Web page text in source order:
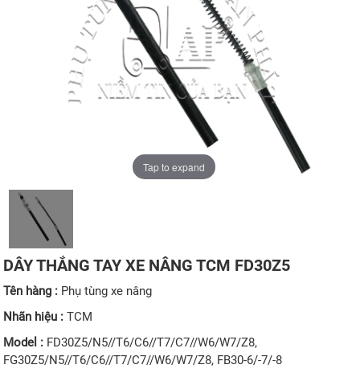
Tap to expand
DÂY THẮNG TAY XE NÂNG TCM FD30Z5
Tên hàng : Phụ tùng xe nâng
Nhãn hiệu :TCM
Model : FD30Z5/N5//T6/C6//T7/C7//W6/W7/Z8,
FG30Z5/N5//T6/C6//T7/C7//W6/W7/Z8, FB30-6/-7/-8